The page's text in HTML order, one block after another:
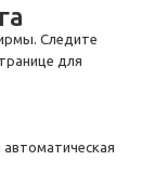
Следите
для